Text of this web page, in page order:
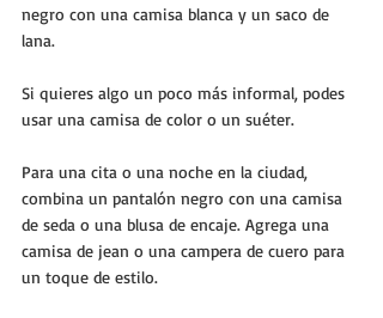
negro con una camisa blanca y un saco de
lana.
Si quieres algo un poco más informal, podes
usar una camisa de color o un suéter.
Para una cita o una noche en la ciudad,
combina un pantalón negro con una camisa
de seda o una blusa de encaje. Agrega una
camisa de jean o una campera de cuero para
un toque de estilo.